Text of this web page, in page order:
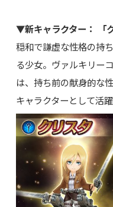
▼新キャラクター： 「
穏和で謙虚な性格の持
る少女。ヴァルキリー
は、持ち前の献身的な
キャラクターとして活躍